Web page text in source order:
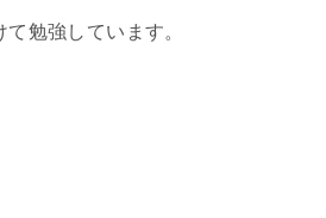
勉強しています。